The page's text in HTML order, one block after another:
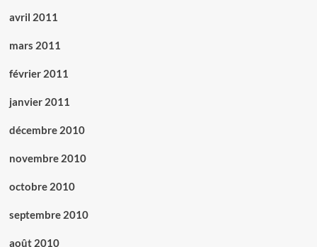
avril 2011
mars 2011
février 2011
janvier 2011
décembre 2010
novembre 2010
octobre 2010
septembre 2010
août 2010